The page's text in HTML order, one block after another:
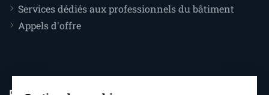
Services dédiés aux professionnels du bâtiment
Appels d'offre